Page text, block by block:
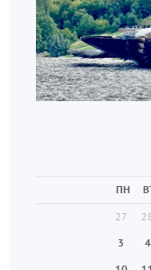
ПН
27
3
4